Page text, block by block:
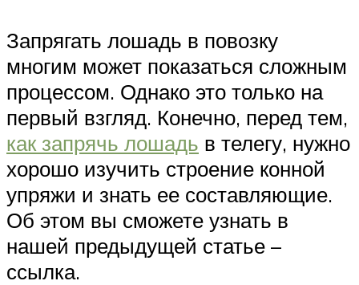
Запрягать лошадь в повозку
многим может показаться сложным
процессом. Однако это только на
первый взгляд. Конечно, перед тем,
как запрячь лошадь в телегу, нужно
хорошо изучить строение конной
упряжи и знать ее составляющие.
Об этом вы сможете узнать в
нашей предыдущей статье –
ссылка.